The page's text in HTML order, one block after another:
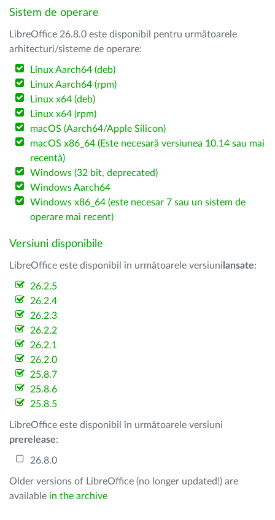
Sistem de operare
LibreOffice 26.8.0 este disponibil pentru următoarele
arhitecturi/sisteme de operare:
Linux Aarch64 (deb)
Linux Aarch64 (rpm)
Linux x64 (deb)
Linux x64 (rpm)
macOS (Aarch64/Apple Silicon)
macOS x86_64 (Este necesară versiunea 10.14 sau mai
recentă)
Windows (32 bit, deprecated)
Windows Aarch64
Windows x86_64 (este necesar 7 sau un sistem de
operare mai recent)
Versiuni disponibile
LibreOffice este disponibil în următoarele versiuni lansate:
26.2.5
26.2.4
26.2.3
26.2.2
26.2.1
26.2.0
25.8.7
25.8.6
25.8.5
LibreOffice este disponibil în următoarele versiuni
prerelease:
26.8.0
Older versions of LibreOffice (no longer updated!) are
available in the archive